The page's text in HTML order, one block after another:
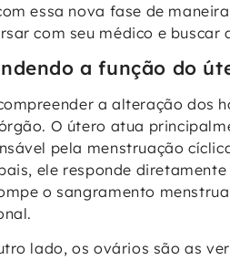
essa nova fase de
com seu médico e
a função do
a alteração dos
O útero atua
pela menstruação
ele responde
o sangramento
lado, os ovários são as